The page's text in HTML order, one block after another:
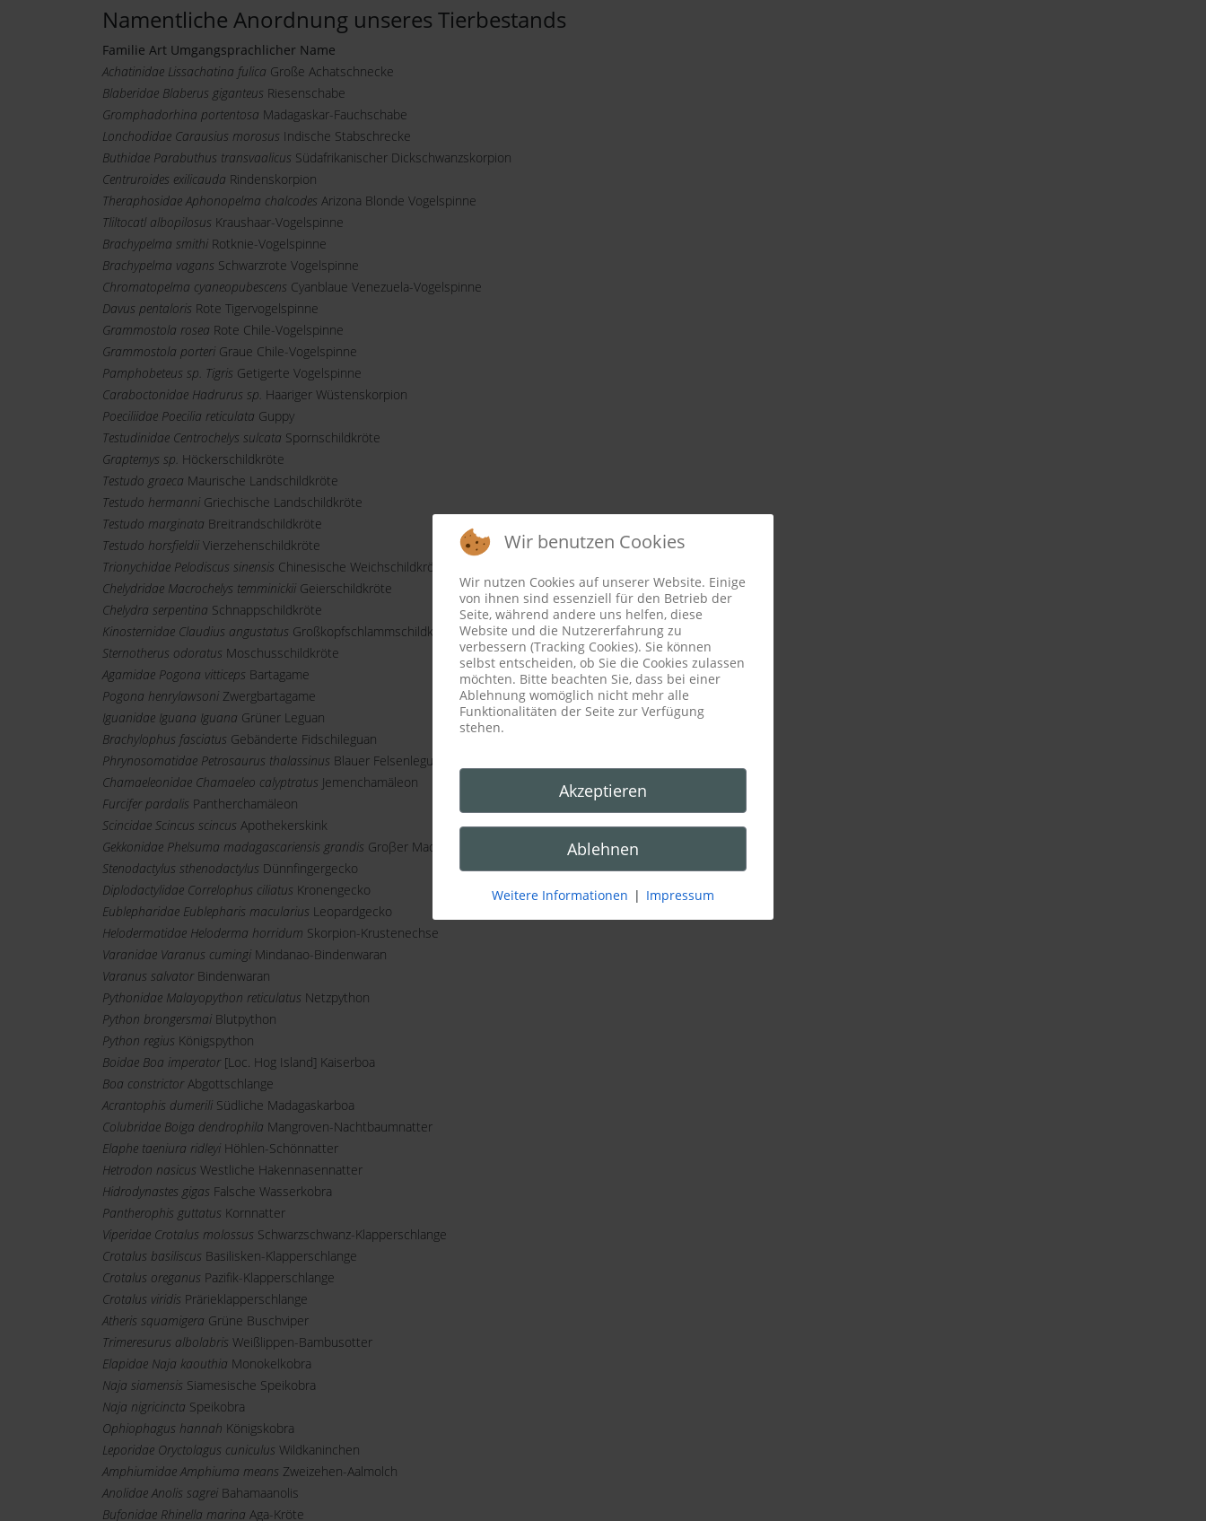
Namentliche Anordnung unseres Tierbestands
Familie Art Umgangsprachlicher Name
Achatinidae Lissachatina fulica Große Achatschnecke
Blaberidae Blaberus giganteus Riesenschabe
Gromphadorhina portentosa Madagaskar-Fauchschabe
Lonchodidae Carausius morosus Indische Stabschrecke
Buthidae Parabuthus transvaalicus Südafrikanischer Dickschwanzskorpion
Centruroides exilicauda Rindenskorpion
Theraphosidae Aphonopelma chalcodes Arizona Blonde Vogelspinne
Tliltocatl albopilosus Kraushaar-Vogelspinne
Brachypelma smithi Rotknie-Vogelspinne
Brachypelma vagans Schwarzrote Vogelspinne
Chromatopelma cyaneopubescens Cyanblaue Venezuela-Vogelspinne
Davus pentaloris Rote Tigervogelspinne
Grammostola rosea Rote Chile-Vogelspinne
Grammostola porteri Graue Chile-Vogelspinne
Pamphobeteus sp. Tigris Getigerte Vogelspinne
Caraboctonidae Hadrurus sp. Haariger Wüstenskorpion
Poeciliidae Poecilia reticulata Guppy
Testudinidae Centrochelys sulcata Spornschildkröte
Graptemys sp. Höckerschildkröte
Testudo graeca Maurische Landschildkröte
Testudo hermanni Griechische Landschildkröte
Testudo marginata Breitrandschildkröte
Testudo horsfieldii Vierzehenschildkröte
Trionychidae Pelodiscus sinensis Chinesische Weichschildkröte
Chelydridae Macrochelys temminickii Geierschildkröte
Chelydra serpentina Schnappschildkröte
Kinosternidae Claudius angustatus Großkopfschlammschildkröte
Sternotherus odoratus Moschusschildkröte
Agamidae Pogona vitticeps Bartagame
Pogona henrylawsoni Zwergbartagame
Iguanidae Iguana Iguana Grüner Leguan
Brachylophus fasciatus Gebänderte Fidschileguan
Phrynosomatidae Petrosaurus thalassinus Blauer Felsenleguan
Chamaeleonidae Chamaeleo calyptratus Jemenchamäleon
Furcifer pardalis Pantherchamäleon
Scincidae Scincus scincus Apothekerskink
Gekkonidae Phelsuma madagascariensis grandis Groβer Madagaskar Taggecko
Stenodactylus sthenodactylus Dünnfingergecko
Diplodactylidae Correlophus ciliatus Kronengecko
Eublepharidae Eublepharis macularius Leopardgecko
Helodermatidae Heloderma horridum Skorpion-Krustenechse
Varanidae Varanus cumingi Mindanao-Bindenwaran
Varanus salvatorBindenwaran
Pythonidae Malayopython reticulatus Netzpython
Python brongersmai Blutpython
Python regius Königspython
Boidae Boa imperator[Loc. Hog Island] Kaiserboa
Boa constrictorAbgottschlange
Acrantophis dumerili Südliche Madagaskarboa
Colubridae Boiga dendrophila Mangroven-Nachtbaumnatter
Elaphe taeniura ridleyi Höhlen-Schönnatter
Hetrodon nasicus Westliche Hakennasennatter
Hidrodynastes gigas Falsche Wasserkobra
Pantherophis guttatus Kornnatter
Viperidae Crotalus molossus Schwarzschwanz-Klapperschlange
Crotalus basiliscus Basilisken-Klapperschlange
Crotalus oreganus Pazifik-Klapperschlange
Crotalus viridis Prärieklapperschlange
Atheris squamigera Grüne Buschviper
Trimeresurus albolabris Weißlippen-Bambusotter
Elapidae Naja kaouthia Monokelkobra
Naja siamensis Siamesische Speikobra
Naja nigricincta Speikobra
Ophiophagus hannah Königskobra
Leporidae Oryctolagus cuniculus Wildkaninchen
Amphiumidae Amphiuma means Zweizehen-Aalmolch
Anolidae Anolis sagrei Bahamaanolis
Bufonidae Rhinella marina Aga-Kröte
Wir benutzen Cookies
Wir nutzen Cookies auf unserer Website. Einige
von ihnen sind essenziell für den Betrieb der
Seite, während andere uns helfen, diese
Website und die Nutzererfahrung zu
verbessern (Tracking Cookies). Sie können
selbst entscheiden, ob Sie die Cookies zulassen
möchten. Bitte beachten Sie, dass bei einer
Ablehnung womöglich nicht mehr alle
Funktionalitäten der Seite zur Verfügung
stehen.
Akzeptieren
Ablehnen
Weitere Informationen | Impressum